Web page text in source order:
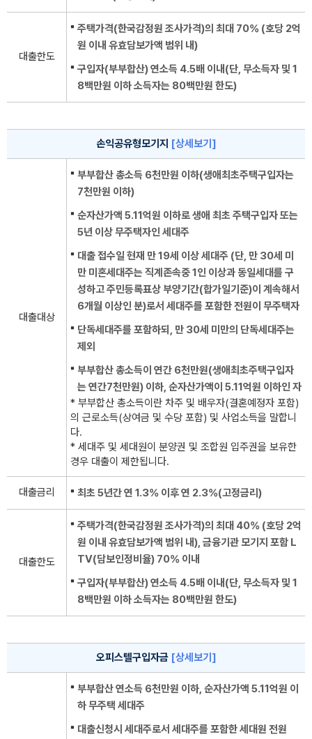
대출한도
주택가격(한국감정원 조사가격)의 최대 70% (호당 2억
원 이내 유효담보가액 범위 내)
구입자(부부합산) 연소득 4.5배 이내(단, 무소득자 및 1
8백만원 이하 소득자는 80백만원 한도)
손익공유형모기지 [상세보기]
대출대상
부부합산 총소득 6천만원 이하(생애최초주택구입자는
7천만원 이하)
순자산가액 5.11억원 이하로 생애 최초 주택구입자 또는
5년 이상 무주택자인 세대주
대출 접수일 현재 만 19세 이상 세대주 (단, 만 30세 미
만 미혼세대주는 직계존속중 1인 이상과 동일세대를 구
성하고 주민등록표상 부양기간(합가일기준)이 계속해서
6개월 이상인 분)로서 세대주를 포함한 전원이 무주택자
단독세대주를 포함하되, 만 30세 미만의 단독세대주는
제외
부부합산 총소득이 연간 6천만원(생애최초주택구입자
는 연간7천만원) 이하, 순자산가액이 5.11억원 이하인 자
* 부부합산 총소득이란 차주 및 배우자(결혼예정자 포함)
의 근로소득(상여금 및 수당 포함) 및 사업소득을 말합니
다.
* 세대주 및 세대원이 분양권 및 조합원 입주권을 보유한
경우 대출이 제한됩니다.
대출금리 최초 5년간 연 1.3% 이후 연 2.3%(고정금리)
대출한도
주택가격(한국감정원 조사가격)의 최대 40% (호당 2억
원 이내 유효담보가액 범위 내), 금융기관 모기지 포함 L
TV(담보인정비율) 70% 이내
구입자(부부합산) 연소득 4.5배 이내(단, 무소득자 및 1
8백만원 이하 소득자는 80백만원 한도)
오피스텔구입자금 [상세보기]
부부합산 연소득 6천만원 이하, 순자산가액 5.11억원 이
하 무주택 세대주
대출신청시 세대주로서 세대주를 포함한 세대원 전원